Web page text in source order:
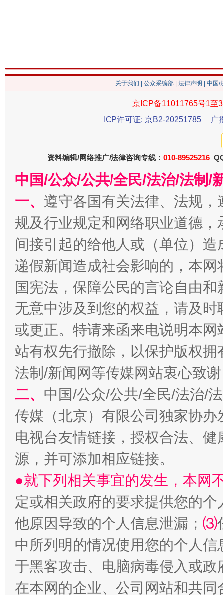
关于我们 公众采编部 法律声明 | 中国
京ICP备11011765号1至
ICP许可证: 京B2-20251785
广
资料编辑/网络推广/法律咨询专线： 010-89525216
中国/公众/公共/全民/法治/法制/
一、 遵守各国有关法律、法规
规及行业规定和网络职业道德
间接引起的给他人或（单位）
递假新闻造成社会影响的，本
国宪法，保障公民的言论自由
无意中涉及到您的权益，请及
或更正。特请来函来电说明本
站有权先行撤除，以保护版权
法制/新闻网等传媒网站衷心致
二、 中国/公众/公共/全民/法治/
传媒（北京）有限公司独家协
电视台友情链接，授权合法、
源，并可添加相应链接。
●就下列相关事宜的发生，本网
定或相关政府的要求提供您的个
他原因导致的个人信息泄漏； ⑶
中所列明的情况使用您的个人
于黑客攻击、电脑病毒侵入或
在本网的企业、公司网站和共